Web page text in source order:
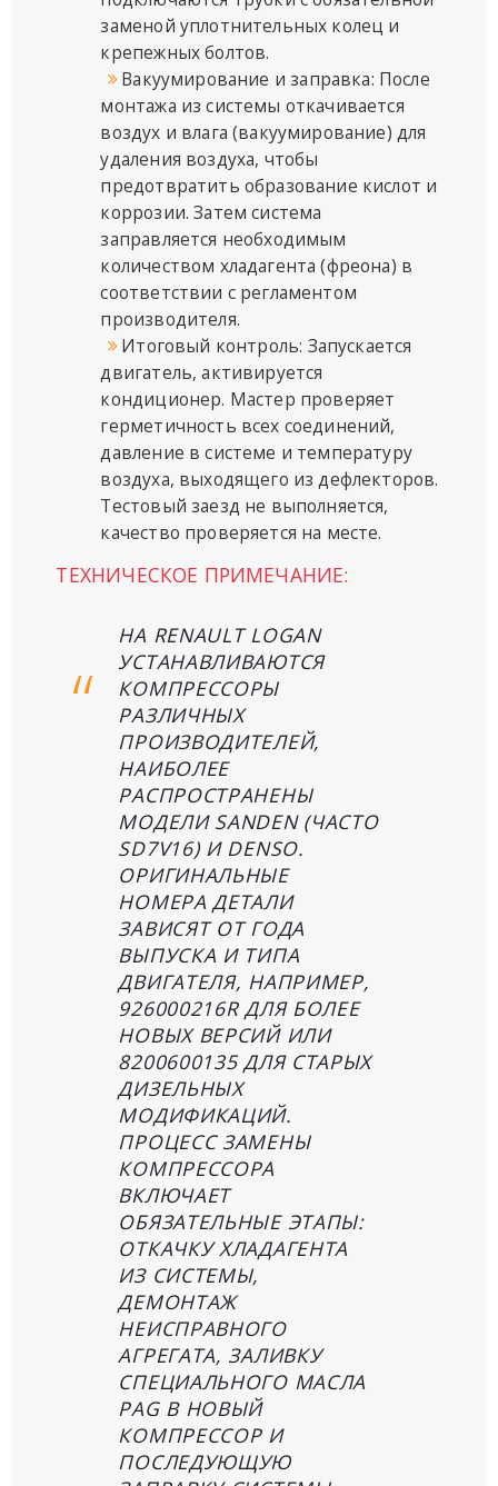
заменой уплотнительных колец и
крепежных болтов.
Вакуумирование и заправка: После
монтажа из системы откачивается
воздух и влага (вакуумирование) для
удаления воздуха, чтобы
предотвратить образование кислот и
коррозии. Затем система
заправляется необходимым
количеством хладагента (фреона) в
соответствии с регламентом
производителя.
Итоговый контроль: Запускается
двигатель, активируется
кондиционер. Мастер проверяет
герметичность всех соединений,
давление в системе и температуру
воздуха, выходящего из дефлекторов.
Тестовый заезд не выполняется,
качество проверяется на месте.
ТЕХНИЧЕСКОЕ ПРИМЕЧАНИЕ:
НА RENAULT LOGAN
УСТАНАВЛИВАЮТСЯ
КОМПРЕССОРЫ
РАЗЛИЧНЫХ
ПРОИЗВОДИТЕЛЕЙ,
НАИБОЛЕЕ
РАСПРОСТРАНЕНЫ
МОДЕЛИ SANDEN (ЧАСТО
SD7V16) И DENSO.
ОРИГИНАЛЬНЫЕ
НОМЕРА ДЕТАЛИ
ЗАВИСЯТ ОТ ГОДА
ВЫПУСКА И ТИПА
ДВИГАТЕЛЯ, НАПРИМЕР,
926000216R ДЛЯ БОЛЕЕ
НОВЫХ ВЕРСИЙ ИЛИ
8200600135 ДЛЯ СТАРЫХ
ДИЗЕЛЬНЫХ
МОДИФИКАЦИЙ.
ПРОЦЕСС ЗАМЕНЫ
КОМПРЕССОРА
ВКЛЮЧАЕТ
ОБЯЗАТЕЛЬНЫЕ ЭТАПЫ:
ОТКАЧКУ ХЛАДАГЕНТА
ИЗ СИСТЕМЫ,
ДЕМОНТАЖ
НЕИСПРАВНОГО
АГРЕГАТА, ЗАЛИВКУ
СПЕЦИАЛЬНОГО МАСЛА
PAG В НОВЫЙ
КОМПРЕССОР И
ПОСЛЕДУЮЩУЮ